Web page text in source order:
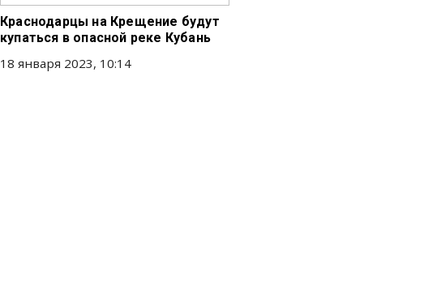
Краснодарцы на Крещение будут
купаться в опасной реке Кубань
18 января 2023, 10:14